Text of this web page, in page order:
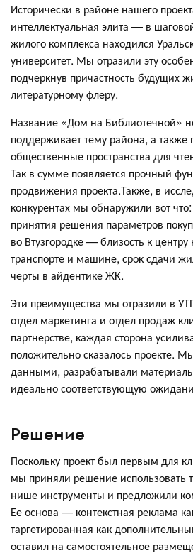
Исторически в районе нашего
интеллектуальная элита — в
жилого комплекса находился
университет. Мы отразили эту
подчеркнув причастность будущих
литературному флеру.
Название «Дом на Библиотечной»
поддерживает тему района, а также
общественные пространства для
Так в сумме появляется прочный
продвижения проекта.Также, в
конкурентах мы обнаружили вот
принятия решения параметров
во Втузгородке — близость к
транспорте и машине, срок сдачи
черты в айдентике ЖК.
Эти преимущества мы отразили в
отдел маркетинга и отдел продаж
партнерстве, каждая сторона
положительно сказалось проекте.
данными, разрабатывали
идеально соответствующую
Решение
Поскольку проект был первым для
мы приняли решение использовать
нише инструменты и предложили
Ее основа — контекстная реклама
таргетированная как
оставил на самостоятельное